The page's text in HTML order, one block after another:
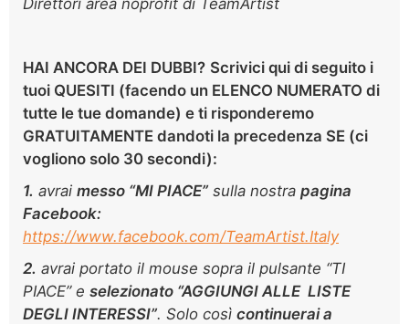
HAI ANCORA DEI DUBBI? Scrivici qui di seguito i
tuoi QUESITI (facendo un ELENCO NUMERATO di
tutte le tue domande) e ti risponderemo
GRATUITAMENTE dandoti la precedenza SE (ci
vogliono solo 30 secondi):
1. avrai messo “MI PIACE” sulla nostra pagina
Facebook:
https://www.facebook.com/TeamArtist.Italy
2. avrai portato il mouse sopra il pulsante “TI
PIACE” e selezionato “AGGIUNGI ALLE LISTE
DEGLI INTERESSI”. Solo così continuerai a